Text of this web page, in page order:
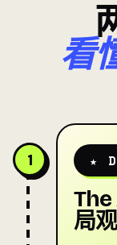
看
1 ★
The
局观